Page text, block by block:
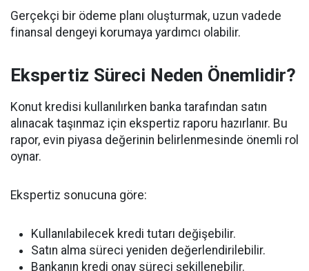
Gerçekçi bir ödeme planı oluşturmak, uzun vadede
finansal dengeyi korumaya yardımcı olabilir.
Ekspertiz Süreci Neden Önemlidir?
Konut kredisi kullanılırken banka tarafından satın
alınacak taşınmaz için ekspertiz raporu hazırlanır. Bu
rapor, evin piyasa değerinin belirlenmesinde önemli rol
oynar.
Ekspertiz sonucuna göre:
Kullanılabilecek kredi tutarı değişebilir.
Satın alma süreci yeniden değerlendirilebilir.
Bankanın kredi onay süreci şekillenebilir.